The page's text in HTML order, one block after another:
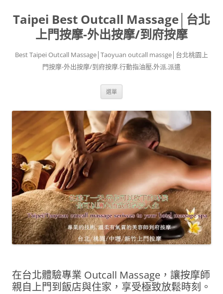
主
要
Taipei Best Outcall Massage│台北
上門按摩-外出按摩/到府按摩
Best Taipei Outcall Massage│Taoyuan outcall massge│台北桃園上
門按摩-外出按摩/到府按摩.行動指油壓,外派,派遣
選單
在台北體驗專業 Outcall Massage，讓按摩師
親自上門到飯店與住家，享受極致放鬆時刻。